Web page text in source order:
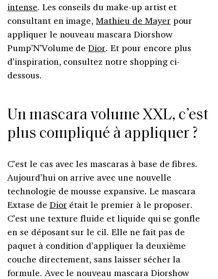
intense. Les conseils du make-up artist et
consultant en image,Mathieu de Mayer pour
appliquer le nouveau mascara Diorshow
Pump’N’Volume deDior. Et pour encore plus
d’inspiration, consultez notre shopping ci-
dessous.
Un mascara volume XXL, c’est
plus compliqué à appliquer ?
C’est le cas avec les mascaras à base de fibres.
Aujourd’hui on arrive avec une nouvelle
technologie de mousse expansive. Le mascara
Extase de Dior était le premier à le proposer.
C’est une texture fluide et liquide qui se gonfle
en se déposant sur le cil. Elle ne fait pas de
paquet à condition d’appliquer la deuxième
couche directement, sans laisser sécher la
formule. Avec le nouveau mascara Diorshow